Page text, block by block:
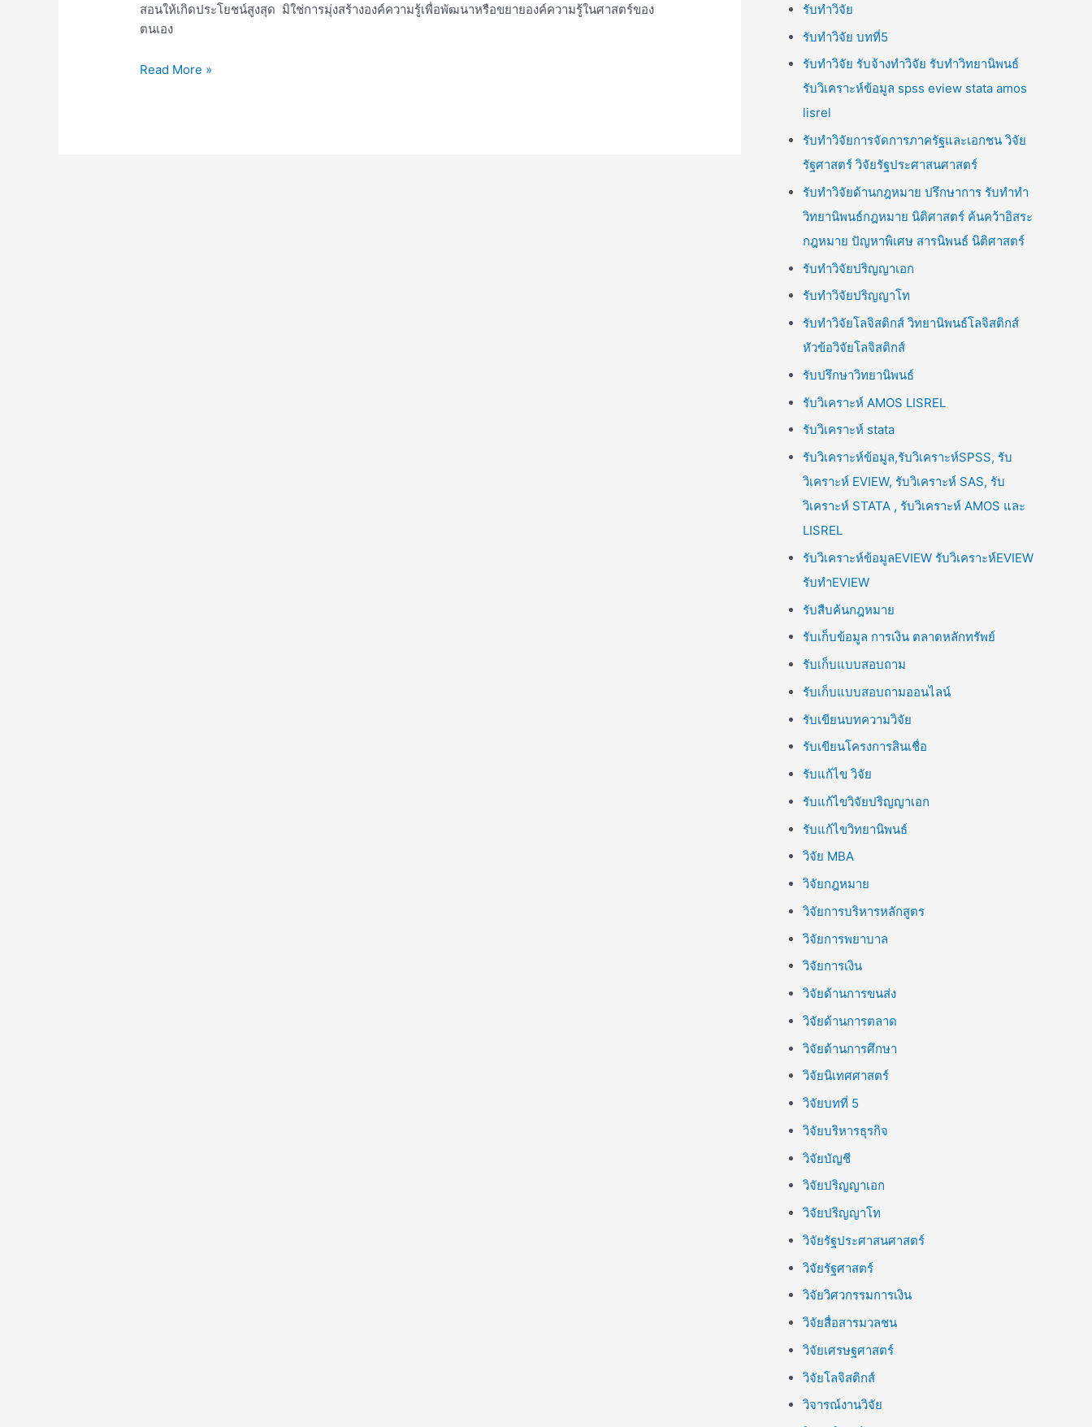
สอนให้เกิดประโยชน์สูงสุด มิใช่การมุ่งสร้างองค์ความรู้เพื่อพัฒนาหรือขยายองค์ความรู้ในศาสตร์ของ
ตนเอง
Read More »
รับทำวิจัย
รับทำวิจัย บทที่5
รับทำวิจัย รับจ้างทำวิจัย รับทำวิทยานิพนธ์
รับวิเคราะห์ข้อมูล spss eview stata amos
lisrel
รับทำวิจัยการจัดการภาครัฐและเอกชน วิจัย
รัฐศาสตร์ วิจัยรัฐประศาสนศาสตร์
รับทำวิจัยด้านกฎหมาย ปรึกษาการ รับทำทำ
วิทยานิพนธ์กฎหมาย นิติศาสตร์ ค้นคว้าอิสระ
กฎหมาย ปัญหาพิเศษ สารนิพนธ์ นิติศาสตร์
รับทำวิจัยปริญญาเอก
รับทำวิจัยปริญญาโท
รับทำวิจัยโลจิสติกส์ วิทยานิพนธ์โลจิสติกส์
หัวข้อวิจัยโลจิสติกส์
รับปรึกษาวิทยานิพนธ์
รับวิเคราะห์ AMOS LISREL
รับวิเคราะห์ stata
รับวิเคราะห์ข้อมูล,รับวิเคราะห์SPSS, รับ
วิเคราะห์ EVIEW, รับวิเคราะห์ SAS, รับ
วิเคราะห์ STATA , รับวิเคราะห์ AMOS และ
LISREL
รับวิเคราะห์ข้อมูลEVIEW รับวิเคราะห์EVIEW
รับทำEVIEW
รับสืบค้นกฎหมาย
รับเก็บข้อมูล การเงิน ตลาดหลักทรัพย์
รับเก็บแบบสอบถาม
รับเก็บแบบสอบถามออนไลน์
รับเขียนบทความวิจัย
รับเขียนโครงการสินเชื่อ
รับแก้ไข วิจัย
รับแก้ไขวิจัยปริญญาเอก
รับแก้ไขวิทยานิพนธ์
วิจัย MBA
วิจัยกฎหมาย
วิจัยการบริหารหลักสูตร
วิจัยการพยาบาล
วิจัยการเงิน
วิจัยด้านการขนส่ง
วิจัยด้านการตลาด
วิจัยด้านการศึกษา
วิจัยนิเทศศาสตร์
วิจัยบทที่ 5
วิจัยบริหารธุรกิจ
วิจัยบัญชี
วิจัยปริญญาเอก
วิจัยปริญญาโท
วิจัยรัฐประศาสนศาสตร์
วิจัยรัฐศาสตร์
วิจัยวิศวกรรมการเงิน
วิจัยสื่อสารมวลชน
วิจัยเศรษฐศาสตร์
วิจัยโลจิสติกส์
วิจารณ์งานวิจัย